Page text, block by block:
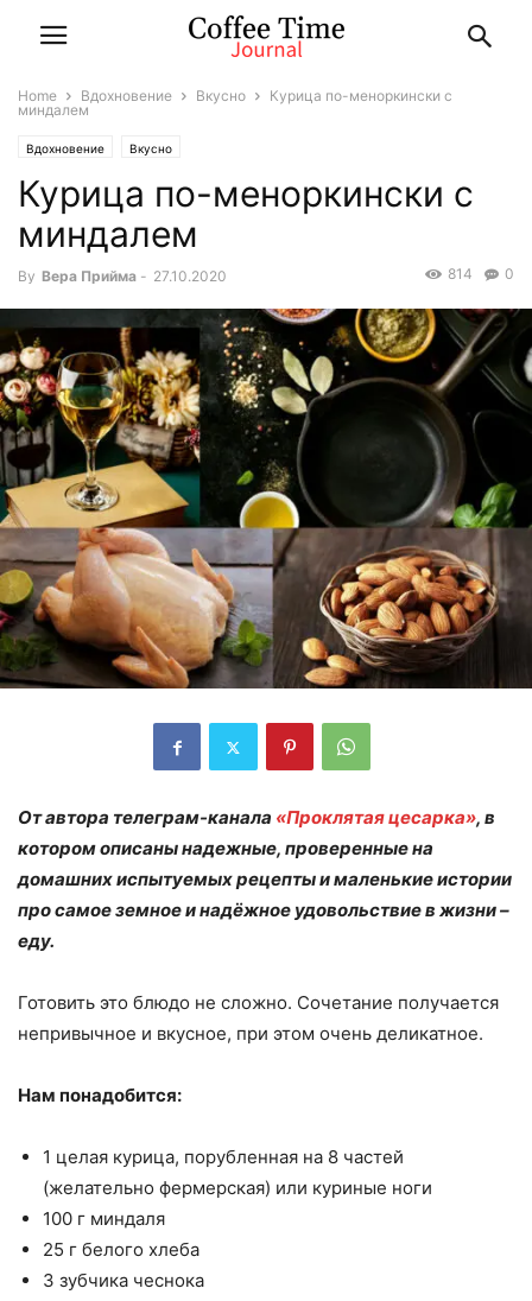
Home Вдохновение Вкусно
Курица по-меноркински с
миндалем
Вдохновение Вкусно
Курица по-меноркински с
миндалем
By Вера Прийма - 27.10.2020 0
814
От автора телеграм-канала «Проклятая цесарка», в
котором описаны надежные, проверенные на
домашних испытуемых рецепты и маленькие истории
про самое земное и надёжное удовольствие в жизни –
еду.
Готовить это блюдо не сложно. Сочетание получается
непривычное и вкусное, при этом очень деликатное.
Нам понадобится:
1 целая курица, порубленная на 8 частей
(желательно фермерская) или куриные ноги
100 г миндаля
25 г белого хлеба
3 зубчика чеснока